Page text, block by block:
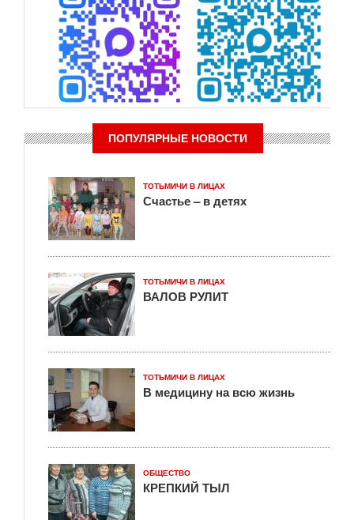
ПОПУЛЯРНЫЕ НОВОСТИ
ТОТЬМИЧИ В ЛИЦАХ
Счастье – в детях
ТОТЬМИЧИ В ЛИЦАХ
ВАЛОВ РУЛИТ
ТОТЬМИЧИ В ЛИЦАХ
В медицину на всю жизнь
ОБЩЕСТВО
КРЕПКИЙ ТЫЛ